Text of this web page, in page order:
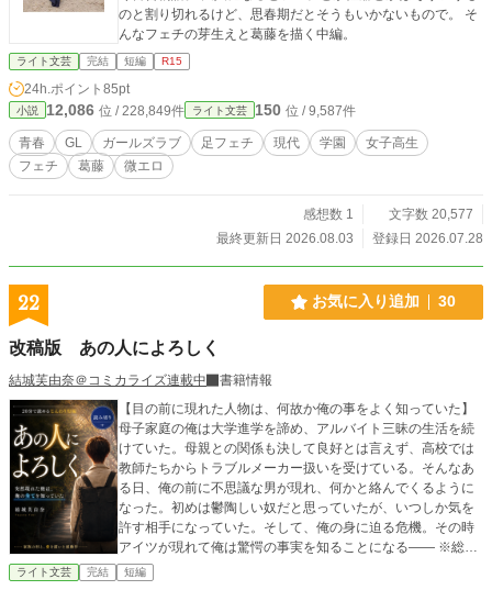
のと割り切れるけど、思春期だとそうもいかないもので。 そ
んなフェチの芽生えと葛藤を描く中編。
ライト文芸 完結 短編 R15
24h.ポイント 85pt
小説 12,086 位 / 228,849件 ライト文芸 150 位 / 9,587件
青春 GL ガールズラブ 足フェチ 現代 学園
女子高生
フェチ
葛藤 微エロ
感想数 1
文字数 20,577
最終更新日 2026.08.03
登録日 2026.07.28
22 お気に入り追加 30
改稿版 あの人によろしく
結城芙由奈＠コミカライズ連載中
書籍情報
【目の前に現れた人物は、何故か俺の事をよく知っていた】
母子家庭の俺は大学進学を諦め、アルバイト三昧の生活を続
けていた。母親との関係も決して良好とは言えず、高校では
教師たちからトラブルメーカー扱いを受けている。そんなあ
る日、俺の前に不思議な男が現れ、何かと絡んでくるように
なった。初めは鬱陶しい奴だと思っていたが、いつしか気を
許す相手になっていた。そして、俺の身に迫る危機。その時
アイツが現れて俺は驚愕の事実を知ることになる―― ※総文
字数13500文字、およそ20分程で読めます。 ※他サイトでも
ライト文芸 完結 短編